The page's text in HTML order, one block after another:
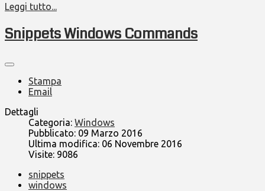
Leggi tutto...
Snippets Windows Commands
Stampa
Email
Dettagli
Categoria: Windows
Pubblicato: 09 Marzo 2016
Ultima modifica: 06 Novembre 2016
Visite: 9086
snippets
windows